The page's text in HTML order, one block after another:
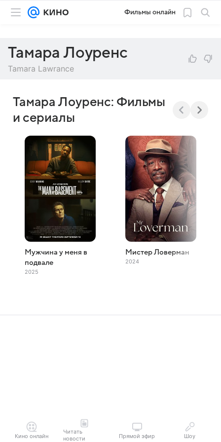
Фильмы онлайн
Тамара Лоуренс
Tamara Lawrance
Тамара Лоуренс: Фильмы
и сериалы
Мужчина у меня в
подвале
2025
Мистер Ловерман
2024
Кино онлайн
Читать
новости
Прямой эфир Шоу